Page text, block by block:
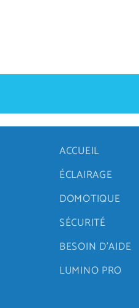
ACCUEIL
ÉCLAIRAGE
DOMOTIQUE
SÉCURITÉ
BESOIN D'AIDE
LUMINO PRO